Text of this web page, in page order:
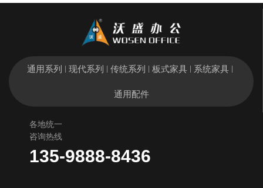
通用系列 现代系列 传统系列 板式家具 系统家具
通用配件
各地统一
咨询热线
135-9888-8436